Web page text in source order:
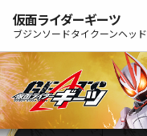
仮面ライダーギーツ
ブジンソードタイクーンヘッド